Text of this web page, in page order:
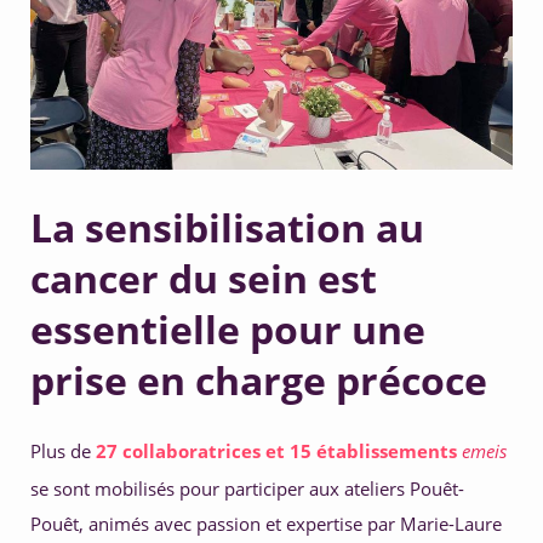
5. Développer ses compétences
La sensibilisation au
cancer du sein est
essentielle pour une
prise en charge précoce
Plus de 27 collaboratrices et 15 établissements emeis
se sont mobilisés pour participer aux ateliers Pouêt-
Pouêt, animés avec passion et expertise par Marie-Laure